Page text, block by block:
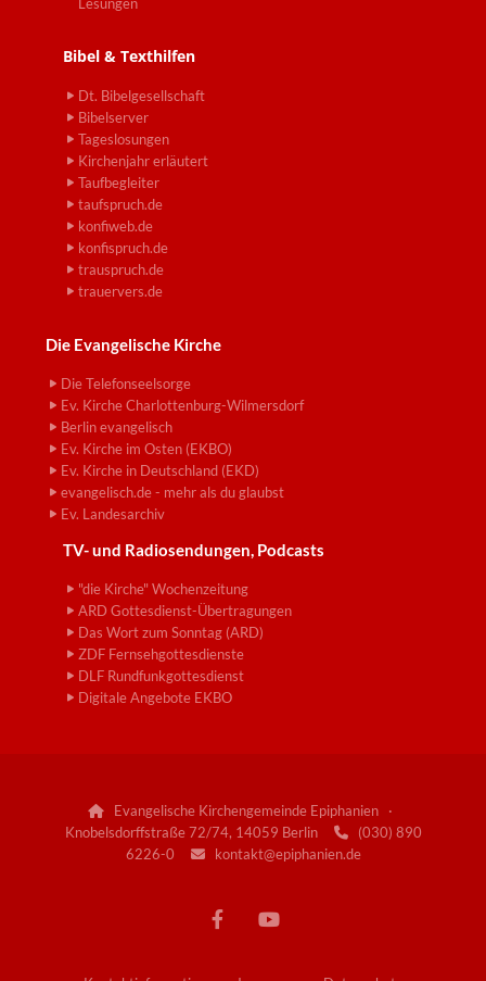
Bibel & Texthilfen
Dt. Bibelgesellschaft
Bibelserver
Tageslosungen
Kirchenjahr erläutert
Taufbegleiter
taufspruch.de
konfiweb.de
konfispruch.de
trauspruch.de
trauervers.de
Die Evangelische Kirche
Die Telefonseelsorge
Ev. Kirche Charlottenburg-Wilmersdorf
Berlin evangelisch
Ev. Kirche im Osten (EKBO)
Ev. Kirche in Deutschland (EKD)
evangelisch.de - mehr als du glaubst
Ev. Landesarchiv
TV- und Radiosendungen, Podcasts
"die Kirche" Wochenzeitung
ARD Gottesdienst-Übertragungen
Das Wort zum Sonntag (ARD)
ZDF Fernsehgottesdienste
DLF Rundfunkgottesdienst
Digitale Angebote EKBO
Evangelische Kirchengemeinde Epiphanien ·
Knobelsdorffstraße 72/74, 14059 Berlin
(030) 890
6226-0
kontakt@epiphanien.de